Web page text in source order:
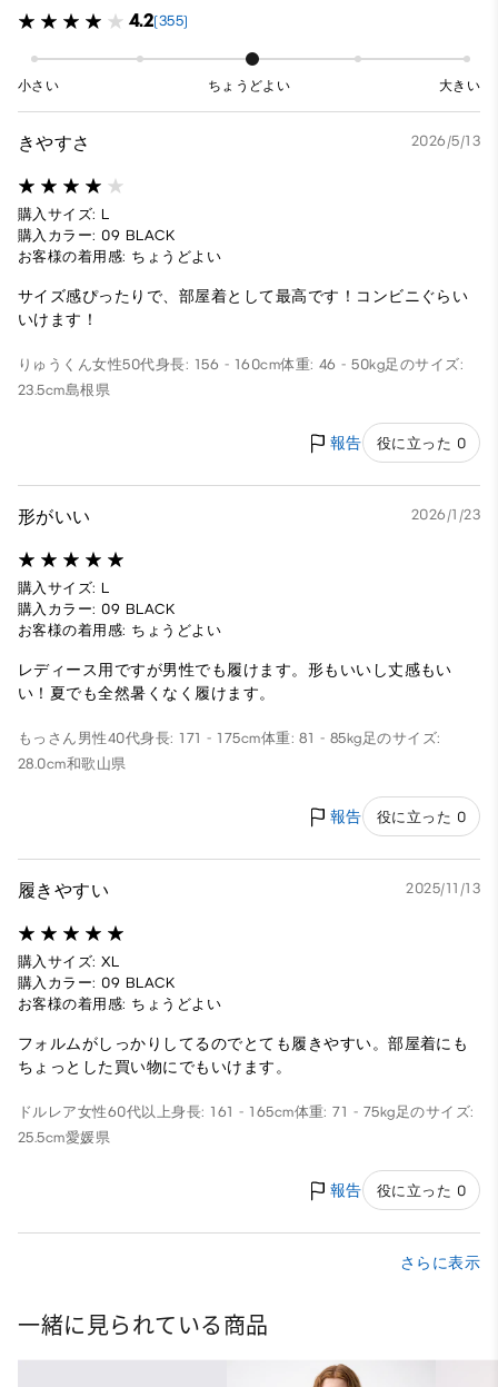
4.2(355)
小さい ちょうどよい 大きい
きやすさ 2026/5/13
購入サイズ: L
購入カラー: 09 BLACK
お客様の着用感: ちょうどよい
サイズ感ぴったりで、部屋着として最高です！コンビニぐらい
いけます！
りゅうくん女性50代身長: 156 - 160cm体重: 46 - 50kg足のサイズ:
23.5cm島根県
報告 役に立った 0
形がいい 2026/1/23
購入サイズ: L
購入カラー: 09 BLACK
お客様の着用感: ちょうどよい
レディース用ですが男性でも履けます。形もいいし丈感もい
い！夏でも全然暑くなく履けます。
もっさん 男性40代身長: 171 - 175cm体重: 81 - 85kg足のサイズ:
28.0cm和歌山県
報告 役に立った 0
履きやすい 2025/11/13
購入サイズ: XL
購入カラー: 09 BLACK
お客様の着用感: ちょうどよい
フォルムがしっかりしてるのでとても履きやすい。部屋着にも
ちょっとした買い物にでもいけます。
ドルレア女性60代以上身長: 161 - 165cm体重: 71 - 75kg足のサイズ:
25.5cm愛媛県
報告 役に立った 0
さらに表示
一緒に見られている商品